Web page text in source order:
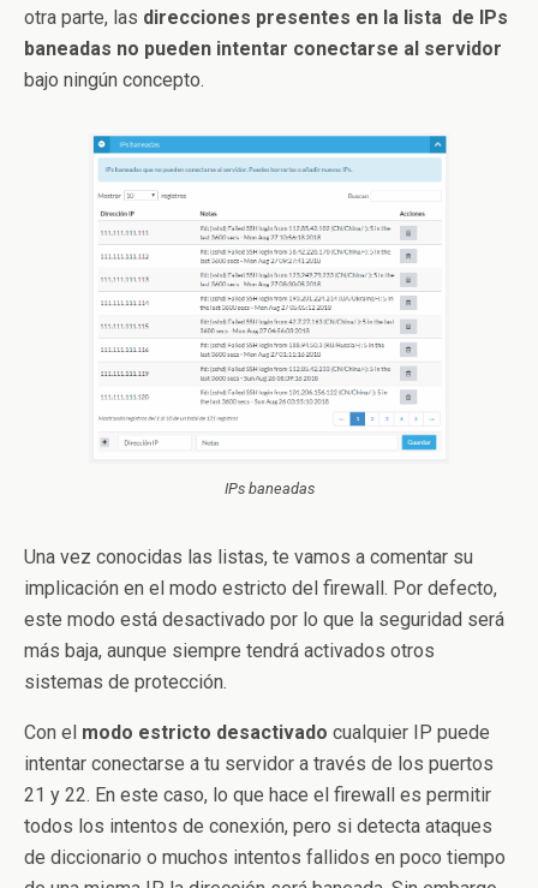
otra parte, las direcciones presentes en la lista de IPs
baneadas no pueden intentar conectarse al servidor
bajo ningún concepto.
IPs baneadas
Una vez conocidas las listas, te vamos a comentar su
implicación en el modo estricto del firewall. Por defecto,
este modo está desactivado por lo que la seguridad será
más baja, aunque siempre tendrá activados otros
sistemas de protección.
Con el modo estricto desactivado cualquier IP puede
intentar conectarse a tu servidor a través de los puertos
21 y 22. En este caso, lo que hace el firewall es permitir
todos los intentos de conexión, pero si detecta ataques
de diccionario o muchos intentos fallidos en poco tiempo